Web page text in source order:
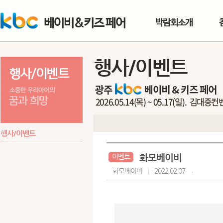
베이비&키즈 페어 박람회소개
행사/이벤트
행사/이벤트
이벤트 화모베이비
화모베이비 2022.02.07